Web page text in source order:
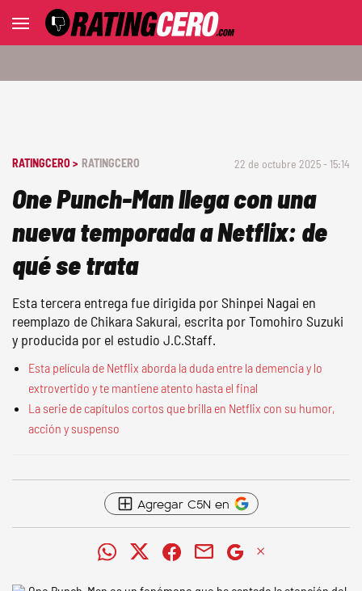
RATINGCERO > RATINGCERO 22 de octubre 2025 - 15:14
One Punch-Man llega con una
nueva temporada a Netflix: de
qué se trata
Esta tercera entrega fue dirigida por Shinpei Nagai en
reemplazo de Chikara Sakurai, escrita por Tomohiro Suzuki
y producida por el estudio J.C.Staff.
Esta película de Netflix aborda la duda entre la demencia y lo
extrovertido y te mantiene atento hasta el final
La serie de capítulos cortos que brilla en Netflix con su humor,
acción y suspenso
Agregar C5N en